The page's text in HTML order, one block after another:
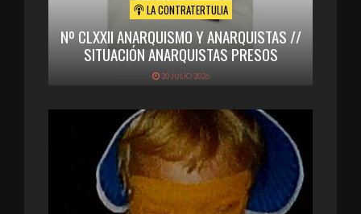
LA CONTRATERTULIA
Nº CLXXII ANARQUISMO Y ANARQUISTAS //
SITUACIÓN ANARQUISTAS PRESOS
20 JULIO 2026